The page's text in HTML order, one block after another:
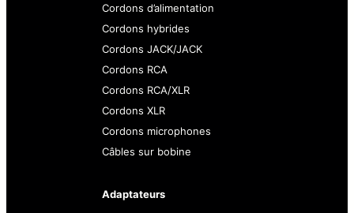
Cordons d’alimentation
Cordons hybrides
Cordons JACK/JACK
Cordons RCA
Cordons RCA/XLR
Cordons XLR
Cordons microphones
Câbles sur bobine
Adaptateurs